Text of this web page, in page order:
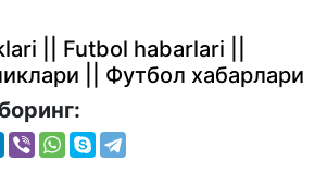
|| Futbol habarlari ||
|| Футбол хабарлари